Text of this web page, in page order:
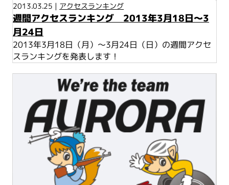
2013.03.25 | アクセスランキング
週間アクセスランキング 2013年3月18日～3
月24日
2013年3月18日（月）～3月24日（日）の週間アクセ
スランキングを発表します！